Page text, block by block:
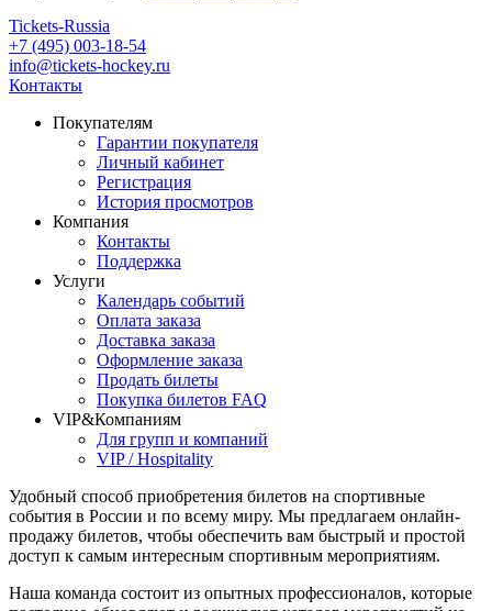
Tickets-Russia
+7 (495) 003-18-54
info@tickets-hockey.ru
Контакты
Покупателям
Гарантии покупателя
Личный кабинет
Регистрация
История просмотров
Компания
Контакты
Поддержка
Услуги
Календарь событий
Оплата заказа
Доставка заказа
Оформление заказа
Продать билеты
Покупка билетов FAQ
VIP&Компаниям
Для групп и компаний
VIP / Hospitality
Удобный способ приобретения билетов на спортивные
события в России и по всему миру. Мы предлагаем онлайн-
продажу билетов, чтобы обеспечить вам быстрый и простой
доступ к самым интересным спортивным мероприятиям.
Наша команда состоит из опытных профессионалов, которые